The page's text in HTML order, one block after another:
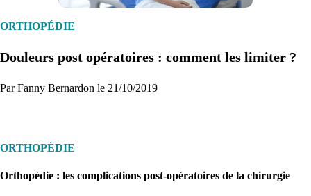
Créez un compte et récupérez votre dossier médical en parallèle
Je commence
ORTHOPÉDIE
Douleurs post opératoires : comment les limiter ?
Par Fanny Bernardon le 21/10/2019
ORTHOPÉDIE
Orthopédie : les complications post-opératoires de la chirurgie